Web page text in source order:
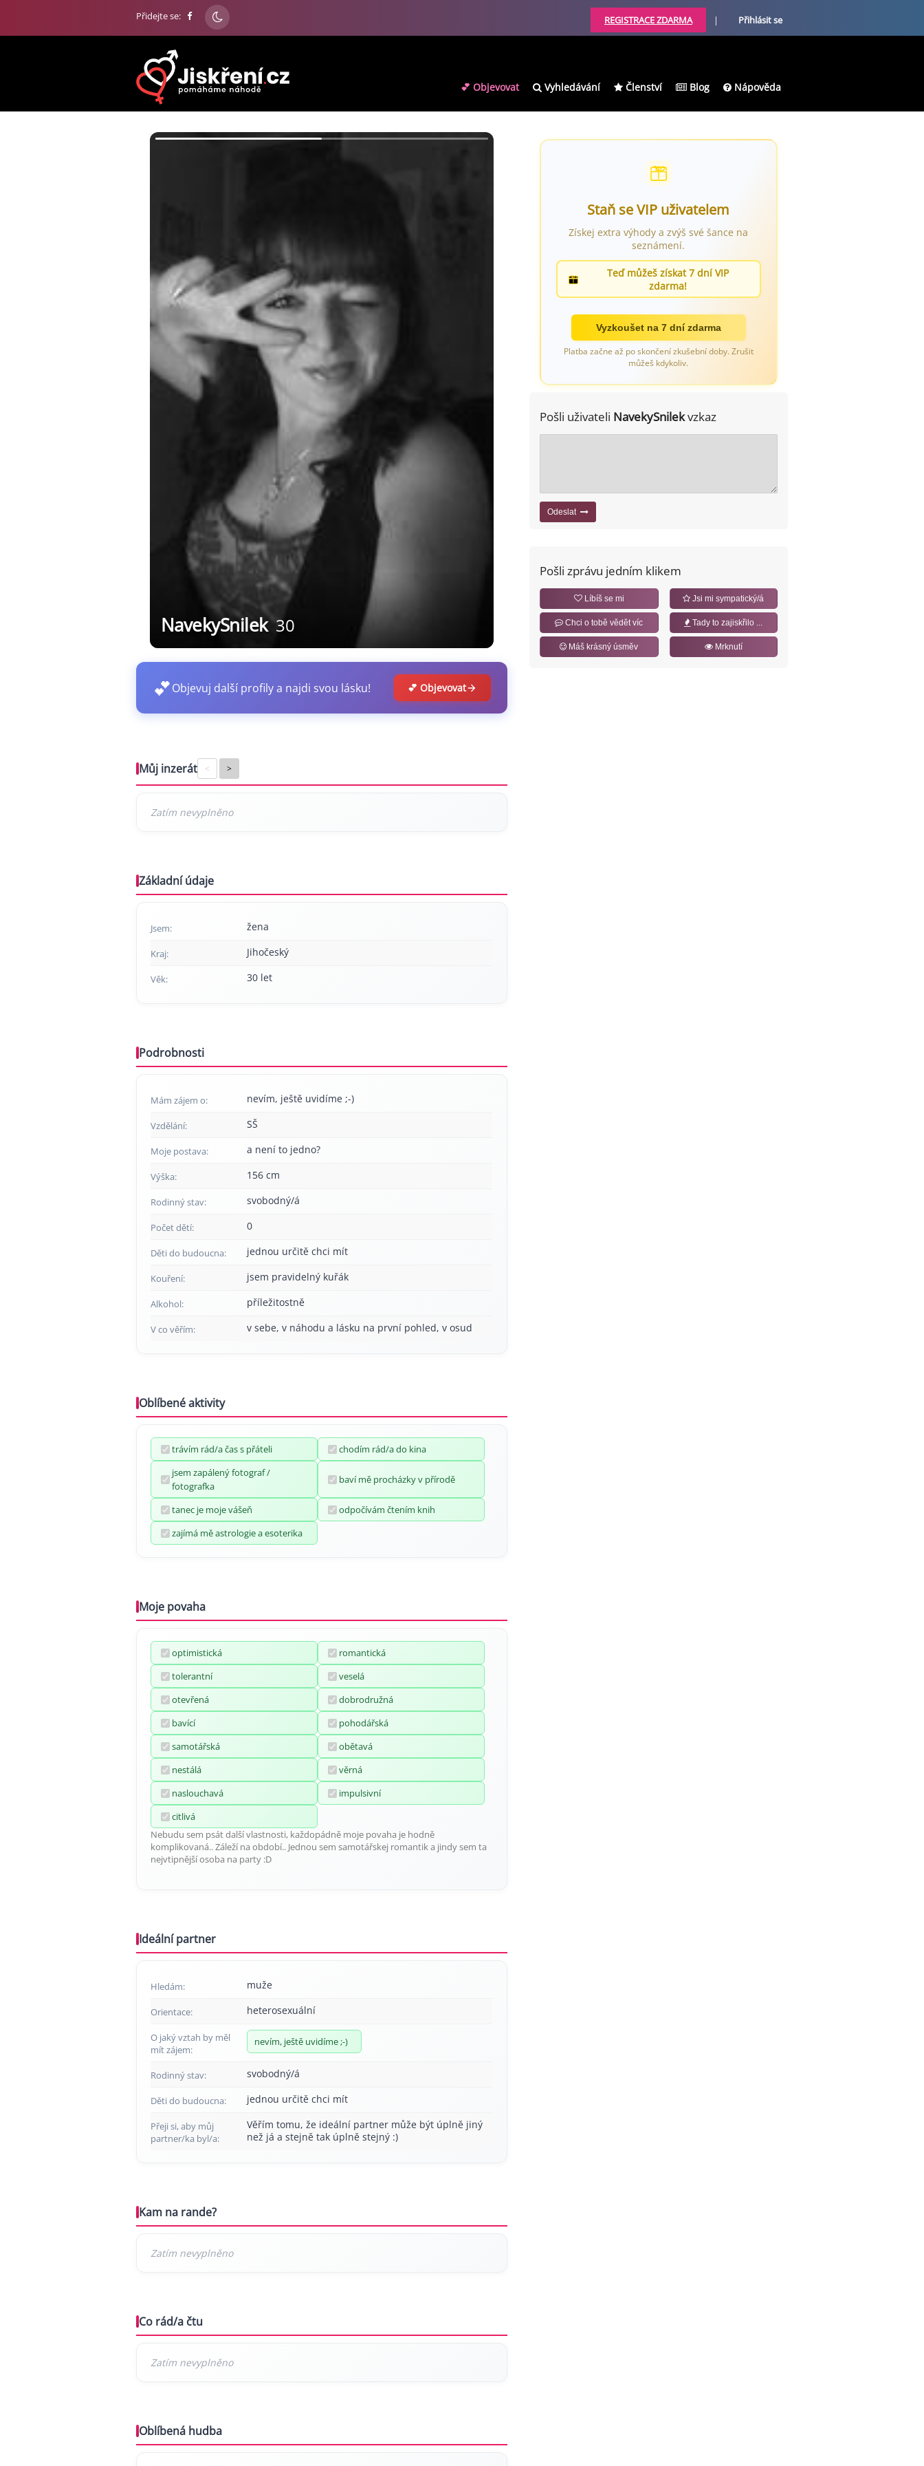
Přidejte se: REGISTRACE ZDARMA | Přihlásit se
💕 Objevovat Vyhledávání Členství Blog Nápověda
NavekySnilek 30
💕Objevuj další profily a najdi svou lásku! 💕 Objevovat
Můj inzerát < >
Základní údaje
Jsem: žena
Kraj: Jihočeský
Věk: 30 let
Podrobnosti
Mám zájem o: nevím, ještě uvidíme ;-)
Vzdělání: SŠ
Moje postava: a není to jedno?
Výška: 156 cm
Rodinný stav: svobodný/á
Počet dětí: 0
Děti do budoucna: jednou určitě chci mít
Kouření: jsem pravidelný kuřák
Alkohol: příležitostně
V co věřím: v sebe, v náhodu a lásku na první pohled, v osud
Oblíbené aktivity
trávím rád/a čas s přáteli
chodím rád/a do kina
jsem zapálený fotograf /
fotografka
baví mě procházky v přírodě
tanec je moje vášeň
odpočívám čtením knih
zajímá mě astrologie a esoterika
Moje povaha
optimistická
romantická
tolerantní
veselá
otevřená
dobrodružná
bavící
pohodářská
samotářská
obětavá
nestálá
věrná
naslouchavá
impulsivní
citlivá
Nebudu sem psát další vlastnosti, každopádně moje povaha je hodně
komplikovaná.. Záleží na období.. Jednou sem samotářskej romantik a jindy sem ta
nejvtipnější osoba na party :D
Ideální partner
Hledám: muže
Orientace: heterosexuální
O jaký vztah by měl
mít zájem:
nevím, ještě uvidíme ;-)
Rodinný stav: svobodný/á
Děti do budoucna: jednou určitě chci mít
Přeji si, aby můj
partner/ka byl/a:
Věřím tomu, že ideální partner může být úplně jiný
než já a stejně tak úplně stejný :)
Kam na rande?
Co rád/a čtu
Oblíbená hudba
Staň se VIP uživatelem
Získej extra výhody a zvýš své šance na
seznámení.
Teď můžeš získat 7 dní VIP
zdarma!
Vyzkoušet na 7 dní zdarma
Platba začne až po skončení zkušební doby. Zrušit
můžeš kdykoliv.
Pošli uživateli NavekySnilekvzkaz
Odeslat
Pošli zprávu jedním klikem
Líbíš se mi Jsi mi sympatický/á
Chci o tobě vědět víc Tady to zajiskřilo ...
Máš krásný úsměv Mrknutí